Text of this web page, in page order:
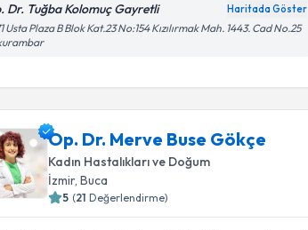
Dr. Tuğba Kolomuç Gayretli Haritada Göster
Usta Plaza B Blok Kat.23 No:154 Kızılırmak Mah. 1443. Cad No.25
Op. Dr. Merve Buse Gökçe
Kadın Hastalıkları ve Doğum
İzmir, Buca
5 (21 Değerlendirme)